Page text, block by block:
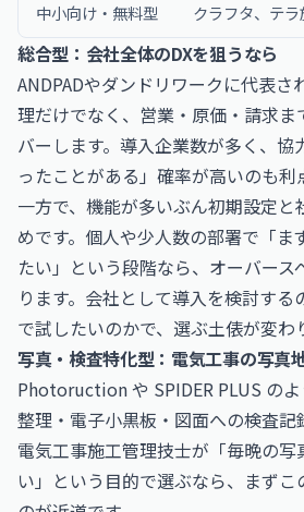
中小向け・無料型 クラフタ、テ
総合型：会社全体のDXを狙うなら
ANDPADやダンドリワークに代表さ
理だけでなく、営業・原価・請求ま
バーします。導入企業数が多く、協
ったことがある」確率が高いのも利
一方で、機能が多いぶん初期設定と
めです。個人や少人数の部署で「ま
たい」という段階なら、オーバース
ります。会社として導入を検討す
で試したいのかで、選ぶ土俵が変わ
写真・検査特化型：電気工事の写真
Photoruction や SPIDER PLUS の
整理・電子小黒板・図面への検査記
電気工事施工管理技士が「毎晩の
い」という目的で選ぶなら、まず